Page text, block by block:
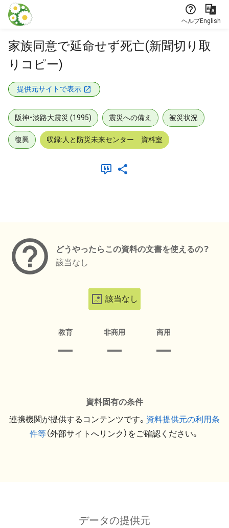
本文に飛ぶ
ヘルプEnglish
家族同意で延命せず死亡(新聞切り取
りコピー)
提供元サイトで表示
阪神・淡路大震災 (1995) 震災への備え 被災状況
復興 収録:人と防災未来センター 資料室
どうやったらこの資料の文書を使えるの？
該当なし
該当なし
教育 非商用 商用
資料固有の条件
連携機関が提供するコンテンツです。 資料提供元の利用条
件等（外部サイトへリンク）をご確認ください。
データの提供元